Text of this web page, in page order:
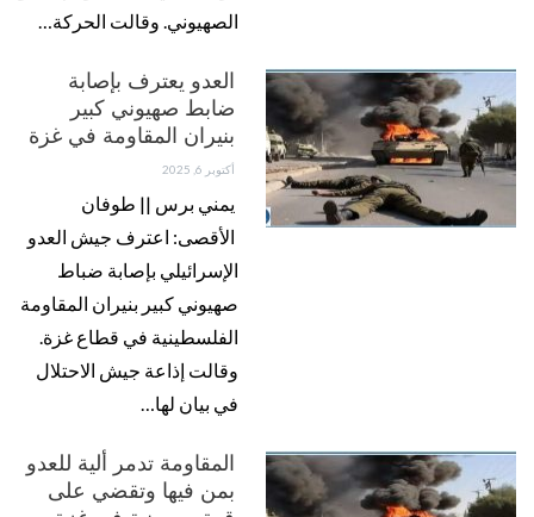
الصهيوني. وقالت الحركة…
العدو يعترف بإصابة
ضابط صهيوني كبير
بنيران المقاومة في غزة
أكتوبر 6, 2025
يمني برس || طوفان
الأقصى: اعترف جيش العدو
الإسرائيلي بإصابة ضباط
صهيوني كبير بنيران المقاومة
الفلسطينية في قطاع غزة.
وقالت إذاعة جيش الاحتلال
في بيان لها…
المقاومة تدمر ألية للعدو
بمن فيها وتقضي على